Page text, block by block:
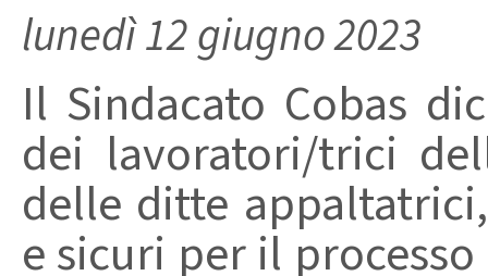
lunedì 12 giugno 2023
Il Sindacato Cobas
dei lavoratori/trici
delle ditte
e sicuri per il